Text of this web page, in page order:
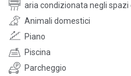
aria condizionata negli spazi
Animali domestici
Piano
Piscina
Parcheggio